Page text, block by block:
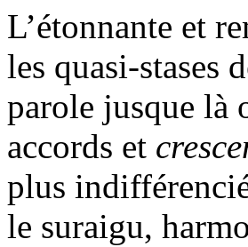
L’étonnante et
les quasi-stases
parole jusque là
accords et
plus
le suraigu,